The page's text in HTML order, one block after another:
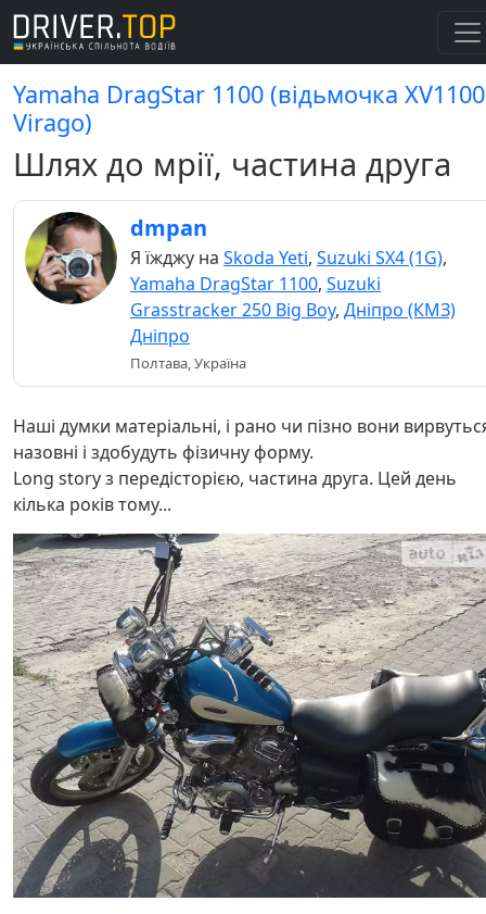
Yamaha DragStar 1100 (відьмочка XV1100
Virago)
Шлях до мрії, частина друга
dmpan
Я їжджу на Skoda Yeti, Suzuki SX4 (1G),
Yamaha DragStar 1100, Suzuki
Grasstracker 250 Big Boy, Дніпро (КМЗ)
Дніпро
Полтава, Україна
Наші думки матеріальні, і рано чи пізно вони
назовні і здобудуть фізичну форму.
Long story з передісторією, частина друга. Цей день
кілька років тому...